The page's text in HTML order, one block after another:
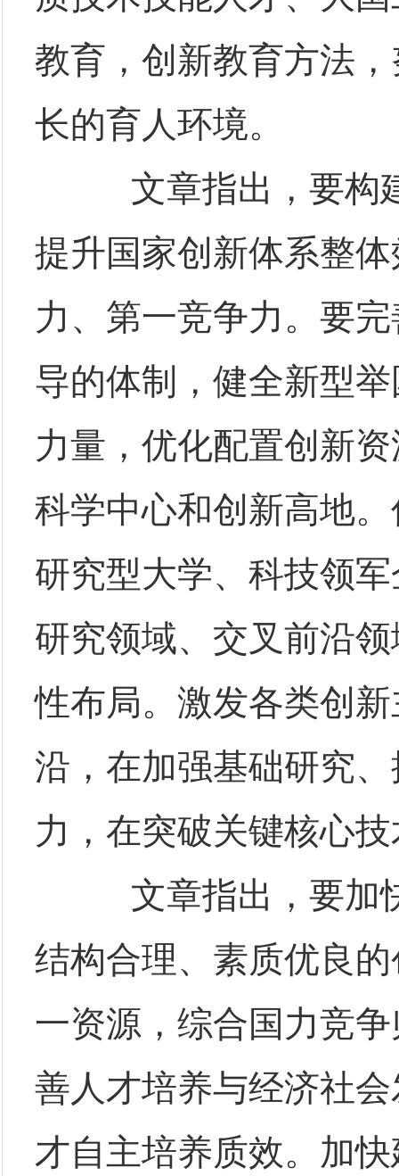
教育，创新教育方法
长的育人环境。
文章指出，要构
提升国家创新体系整
力、第一竞争力。要
导的体制，健全新型
力量，优化配置创新
科学中心和创新高地
研究型大学、科技领
研究领域、交叉前沿
性布局。激发各类创
沿，在加强基础研究
力，在突破关键核心
文章指出，要加
结构合理、素质优良
一资源，综合国力竞
善人才培养与经济社
才自主培养质效。加